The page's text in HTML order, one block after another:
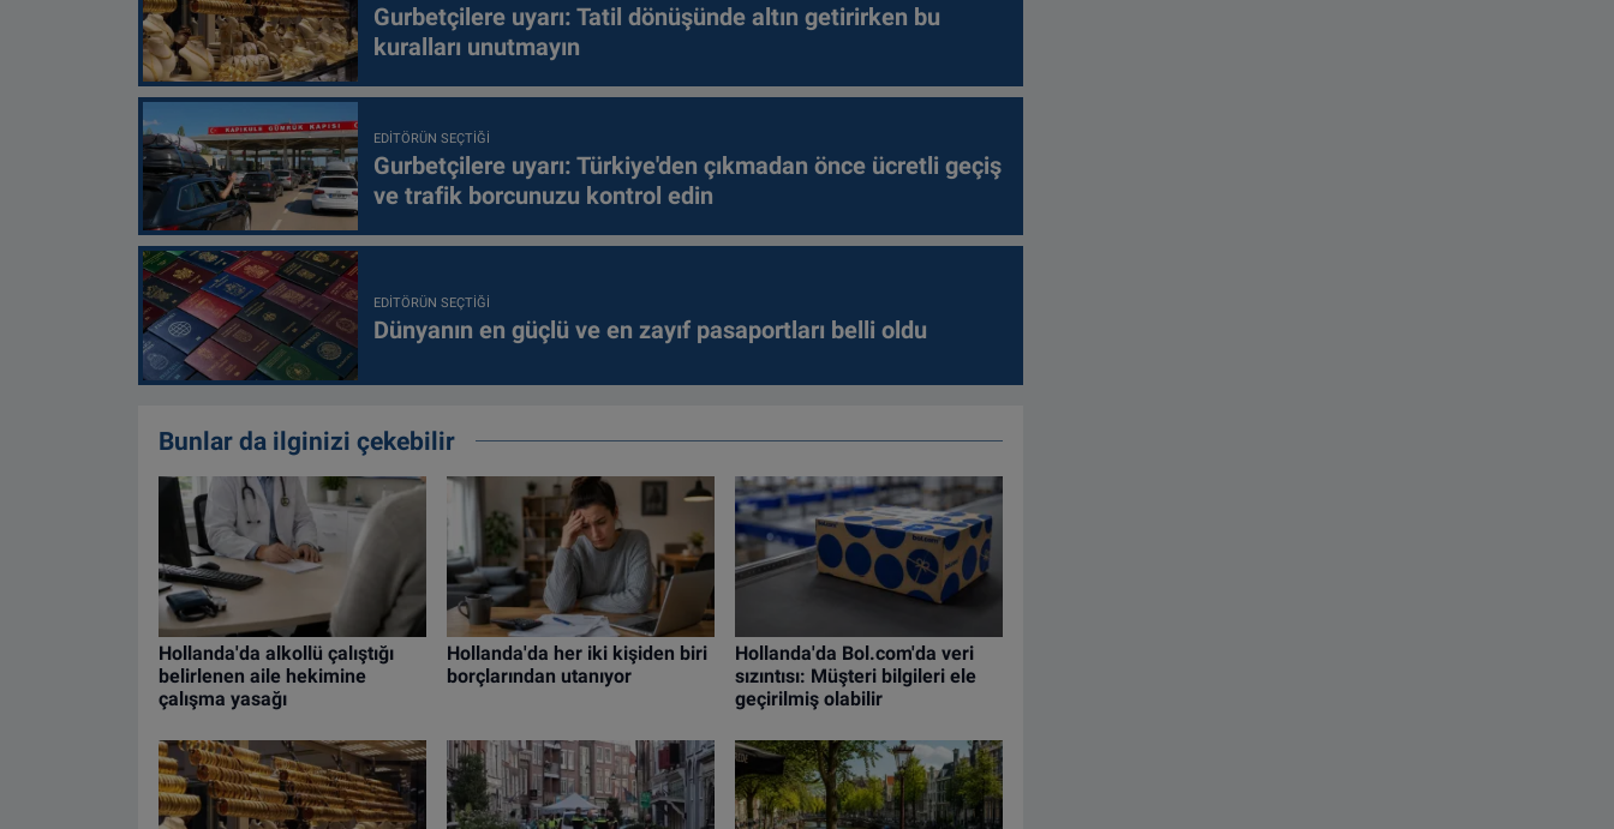
Gurbetçilere uyarı: Tatil dönüşünde altın getirirken bu
kuralları unutmayın
EDITÖRÜN SEÇTIĞI
Gurbetçilere uyarı: Türkiye'den çıkmadan önce ücretli geçiş
ve trafik borcunuzu kontrol edin
EDITÖRÜN SEÇTIĞI
Dünyanın en güçlü ve en zayıf pasaportları belli oldu
Bunlar da ilginizi çekebilir
Hollanda'da alkollü çalıştığı
belirlenen aile hekimine
çalışma yasağı
Hollanda'da her iki kişiden biri
borçlarından utanıyor
Hollanda'da Bol.com'da veri
sızıntısı: Müşteri bilgileri ele
geçirilmiş olabilir